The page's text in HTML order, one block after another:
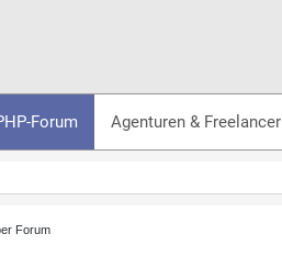
Forum Agenturen & Freelancer
Forum